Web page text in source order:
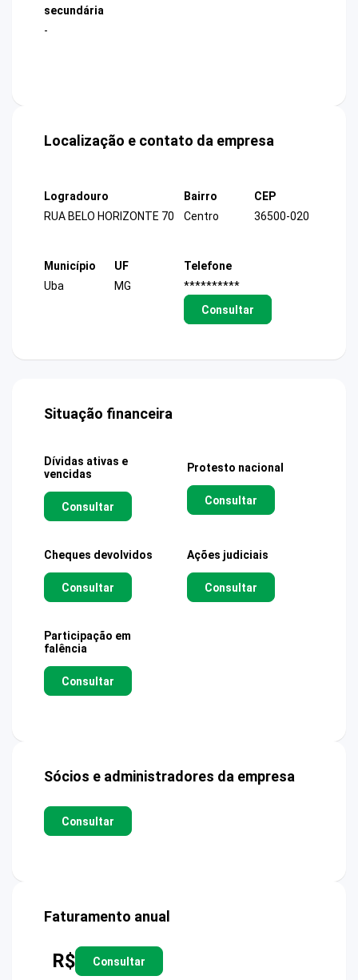
secundária
-
Localização e contato da empresa
Logradouro
RUA BELO HORIZONTE 70
Bairro
Centro
CEP
36500-020
Município
Uba
UF
MG
Telefone
**********
Consultar
Situação financeira
Dívidas ativas e
vencidas
Consultar
Protesto nacional
Consultar
Cheques devolvidos
Consultar
Ações judiciais
Consultar
Participação em
falência
Consultar
Sócios e administradores da empresa
Consultar
Faturamento anual
R$ Consultar